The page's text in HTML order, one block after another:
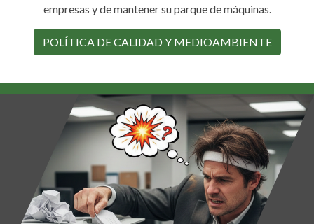
empresas y de mantener su parque de máquinas.
POLÍTICA DE CALIDAD Y MEDIOAMBIENTE